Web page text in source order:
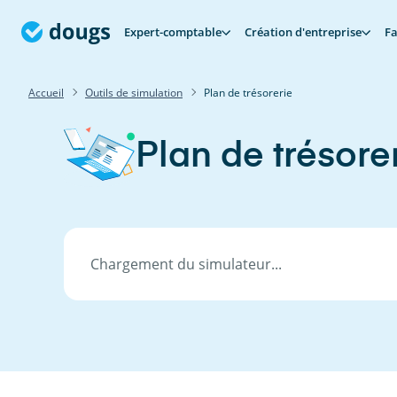
Expert-comptable Création d'entreprise
Accueil Outils de simulation Plan de trésorerie
Plan de
Chargement du simulateur...